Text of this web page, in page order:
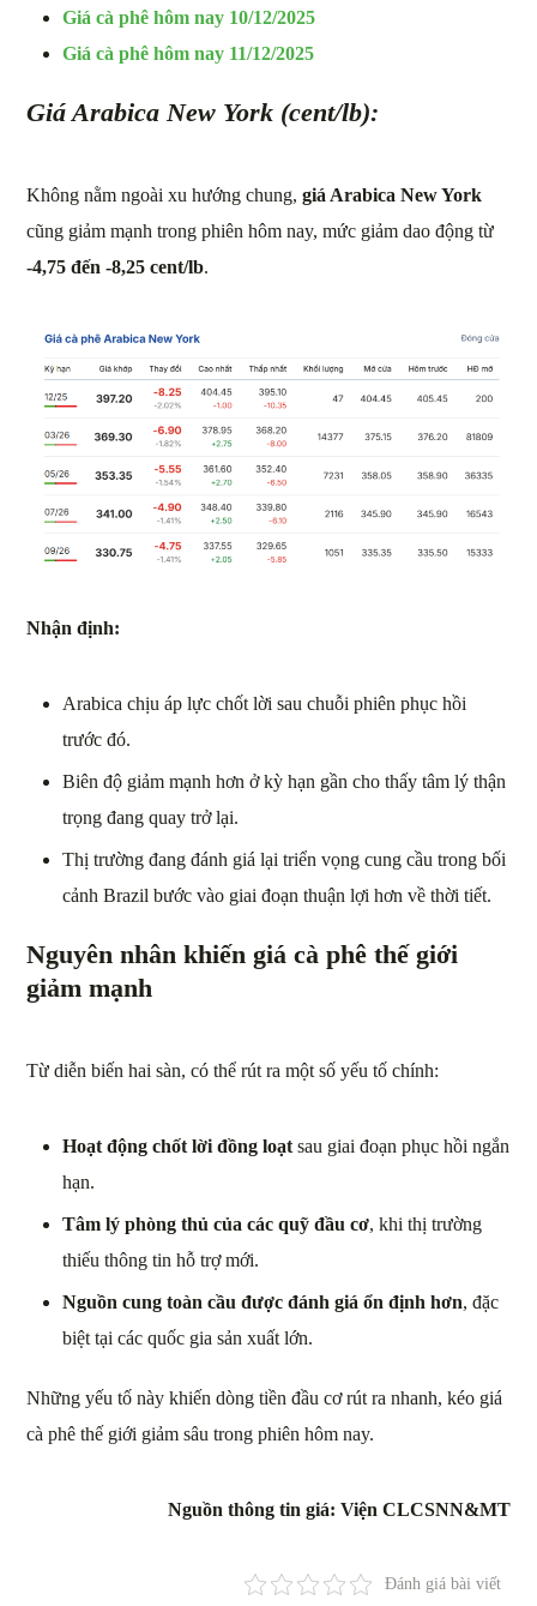
Giá cà phê hôm nay 10/12/2025
Giá cà phê hôm nay 11/12/2025
Giá Arabica New York (cent/lb):
Không nằm ngoài xu hướng chung,giá Arabica New York
cũng giảm mạnh trong phiên hôm nay, mức giảm dao động từ
-4,75 đến -8,25 cent/lb.
Nhận định:
Arabica chịu áp lực chốt lời sau chuỗi phiên phục hồi
trước đó.
Biên độ giảm mạnh hơn ở kỳ hạn gần cho thấy tâm lý thận
trọng đang quay trở lại.
Thị trường đang đánh giá lại triển vọng cung cầu trong bối
cảnh Brazil bước vào giai đoạn thuận lợi hơn về thời tiết.
Nguyên nhân khiến giá cà phê thế giới
giảm mạnh
Từ diễn biến hai sàn, có thể rút ra một số yếu tố chính:
Hoạt động chốt lời đồng loạt sau giai đoạn phục hồi ngắn
hạn.
Tâm lý phòng thủ của các quỹ đầu cơ, khi thị trường
thiếu thông tin hỗ trợ mới.
Nguồn cung toàn cầu được đánh giá ổn định hơn, đặc
biệt tại các quốc gia sản xuất lớn.
Những yếu tố này khiến dòng tiền đầu cơ rút ra nhanh, kéo giá
cà phê thế giới giảm sâu trong phiên hôm nay.
Nguồn thông tin giá: Viện CLCSNN&MT
Đánh giá bài viết